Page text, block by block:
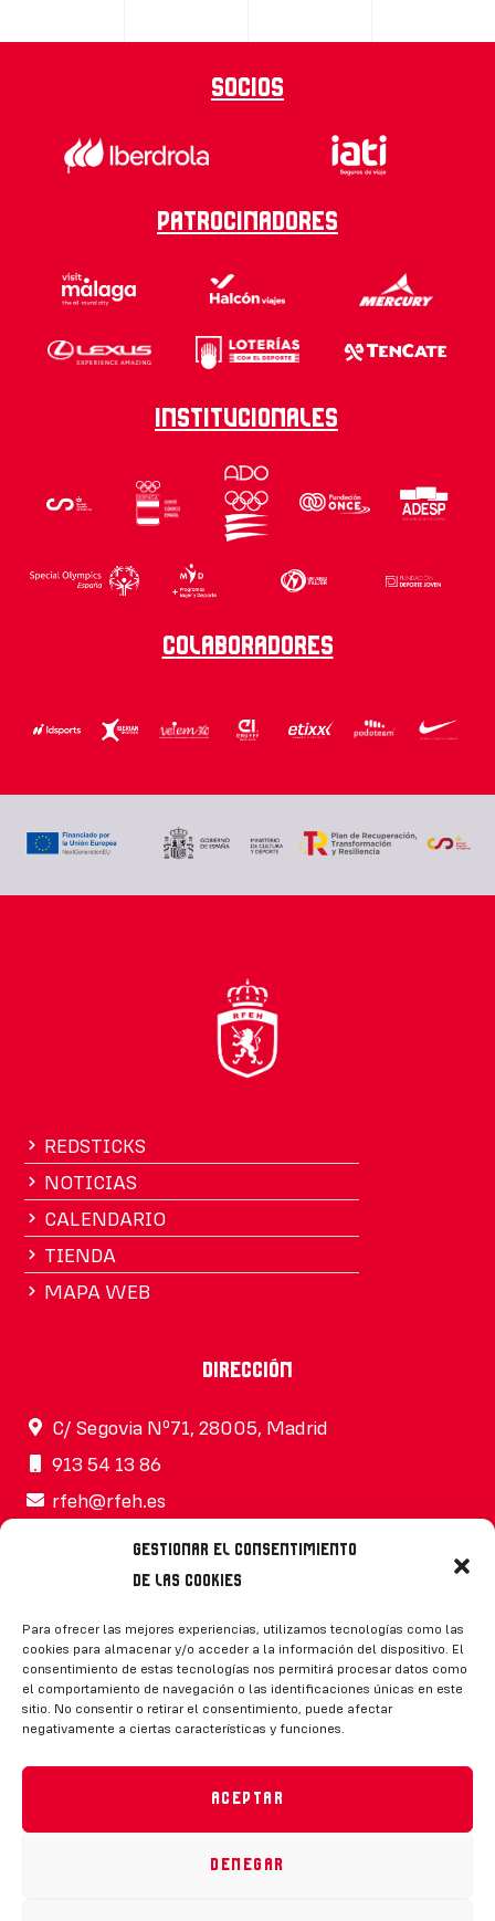
Gestionar el consentimiento
de las cookies
Para ofrecer las mejores experiencias, utilizamos tecnologías como las
cookies para almacenar y/o acceder a la información del dispositivo. El
consentimiento de estas tecnologías nos permitirá procesar datos como
el comportamiento de navegación o las identificaciones únicas en este
sitio. No consentir o retirar el consentimiento, puede afectar
negativamente a ciertas características y funciones.
Aceptar
Denegar
Socios
Patrocinadores
Institucionales
Colaboradores
REDSTICKS
NOTICIAS
CALENDARIO
TIENDA
MAPA WEB
Dirección
C/ Segovia Nº71, 28005, Madrid
913 54 13 86
rfeh@rfeh.es
Síguenos